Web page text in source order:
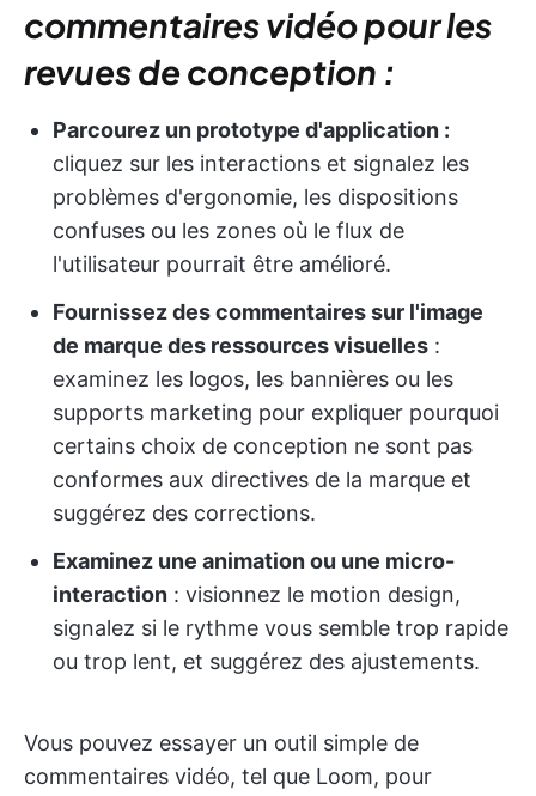
commentaires vidéo pour les
revues de conception :
Parcourez un prototype d'application :
cliquez sur les interactions et signalez les
problèmes d'ergonomie, les dispositions
confuses ou les zones où le flux de
l'utilisateur pourrait être amélioré.
Fournissez des commentaires sur l'image
de marque des ressources visuelles :
examinez les logos, les bannières ou les
supports marketing pour expliquer pourquoi
certains choix de conception ne sont pas
conformes aux directives de la marque et
suggérez des corrections.
Examinez une animation ou une micro-
interaction : visionnez le motion design,
signalez si le rythme vous semble trop rapide
ou trop lent, et suggérez des ajustements.
Vous pouvez essayer un outil simple de
commentaires vidéo, tel que Loom, pour